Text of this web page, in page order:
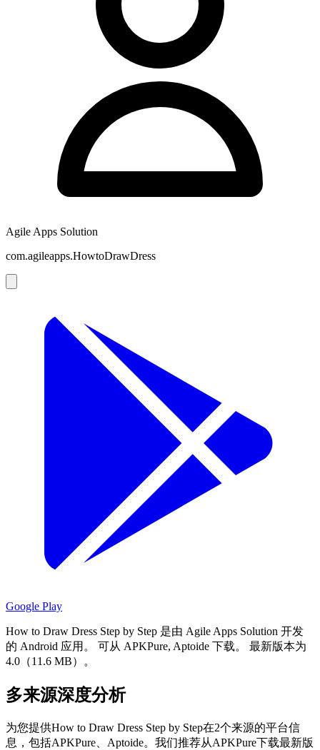
Agile Apps Solution
com.agileapps.HowtoDrawDress
Google Play
How to Draw Dress Step by Step 是由 Agile Apps Solution 开发
的 Android 应用。
可从 APKPure, Aptoide 下载。
最新版本为
4.0（11.6 MB）。
多来源深度分析
为您提供How to Draw Dress Step by Step在2个来源的平台信
息，包括APKPure、Aptoide。我们推荐从APKPure下载最新版